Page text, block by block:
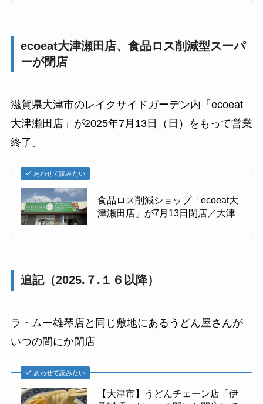
ecoeat大津瀬田店、食品ロス削減型スーパ
ーが閉店
滋賀県大津市のレイクサイドガーデン内「ecoeat
大津瀬田店」が2025年7月13日（日）をもって営業
終了。
あわせて読みたい
食品ロス削減ショップ「ecoeat大
津瀬田店」が7月13日閉店／大津
追記（2025.７.１６以降）
ラ・ムー雄琴店と同じ敷地にあるうどん屋さんが
いつの間にか閉店
あわせて読みたい
【大津市】うどんチェーン店「伊